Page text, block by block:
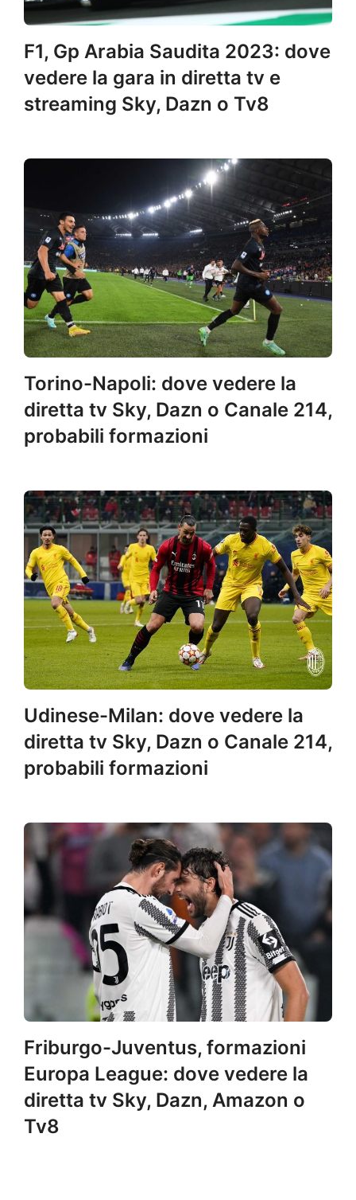
F1, Gp Arabia Saudita 2023: dove
vedere la gara in diretta tv e
streaming Sky, Dazn o Tv8
Torino-Napoli: dove vedere la
diretta tv Sky, Dazn o Canale 214,
probabili formazioni
Udinese-Milan: dove vedere la
diretta tv Sky, Dazn o Canale 214,
probabili formazioni
Friburgo-Juventus, formazioni
Europa League: dove vedere la
diretta tv Sky, Dazn, Amazon o
Tv8